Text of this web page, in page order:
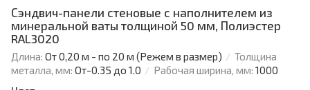
Сэндвич-панели стеновые с наполнителем из
минеральной ваты толщиной 50 мм, Полиэстер
RAL3020
Длина: От 0,20 м - по 20 м (Режем в размер)
Толщина
металла, мм: От-0.35 до 1.0 Рабочая ширина, мм: 1000